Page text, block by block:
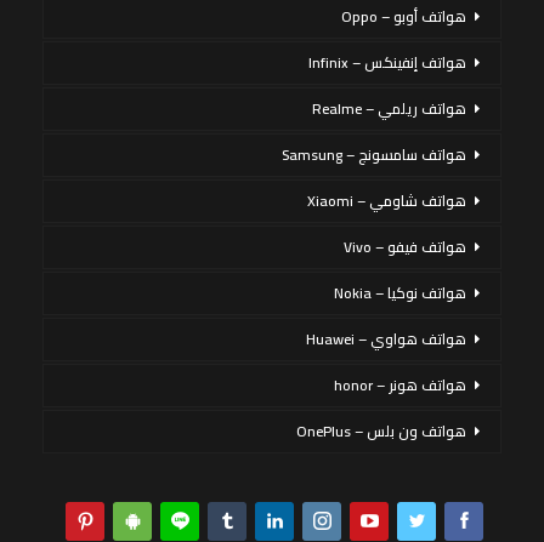
هواتف أوبو – Oppo
هواتف إنفينكس – Infinix
هواتف ريلمي – Realme
هواتف سامسونج – Samsung
هواتف شاومي – Xiaomi
هواتف فيفو – Vivo
هواتف نوكيا – Nokia
هواتف هواوي – Huawei
هواتف هونر – honor
هواتف ون بلس – OnePlus